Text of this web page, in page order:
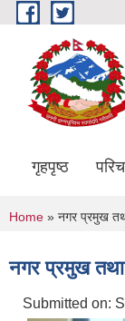
Skip to main content
गृहपृष्ठ
You are
Home » नगर प्रमुख
नगर प्रमुख तथा
Submitted on: